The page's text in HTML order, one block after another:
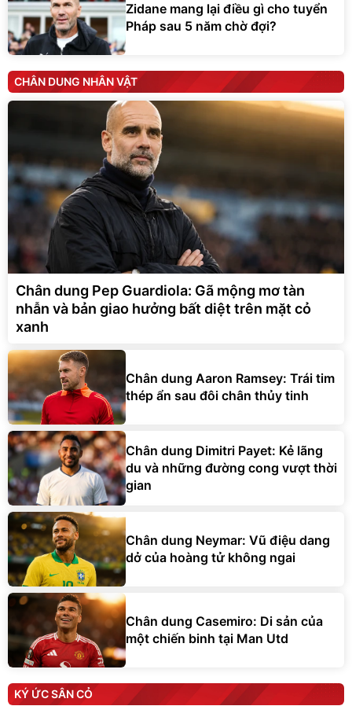
Zidane mang lại điều gì cho tuyển
Pháp sau 5 năm chờ đợi?
CHÂN DUNG NHÂN VẬT
Chân dung Pep Guardiola: Gã mộng mơ tàn
nhẫn và bản giao hưởng bất diệt trên mặt cỏ
xanh
Chân dung Aaron Ramsey: Trái tim
thép ẩn sau đôi chân thủy tinh
Chân dung Dimitri Payet: Kẻ lãng
du và những đường cong vượt thời
gian
Chân dung Neymar: Vũ điệu dang
dở của hoàng tử không ngai
Chân dung Casemiro: Di sản của
một chiến binh tại Man Utd
KÝ ỨC SÂN CỎ